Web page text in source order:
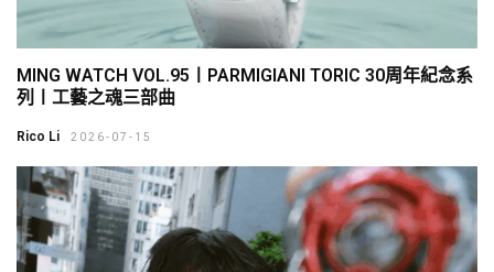
MING WATCH VOL.95〡PARMIGIANI TORIC 30周年紀念系
列〡工藝之魂三部曲
Rico Li 2026-07-15